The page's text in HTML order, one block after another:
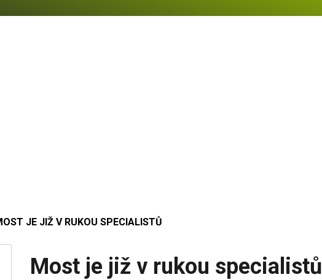
JE JIŽ V RUKOU SPECIALISTŮ
Most je již v rukou specialistů